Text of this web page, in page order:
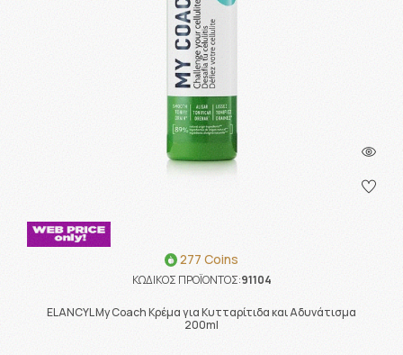
277 Coins
ΚΩΔΙΚΟΣ ΠΡΟΪΟΝΤΟΣ:91104
ELANCYL My Coach Κρέμα για Κυτταρίτιδα και Αδυνάτισμα
200ml